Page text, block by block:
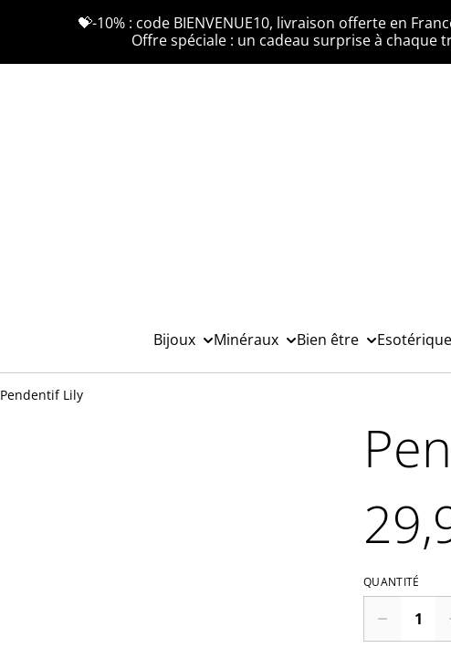
💝-10% : code BIENVENUE10, livraison offerte en
Offre spéciale : un cadeau surprise à chaque
Bijoux Minéraux Bien être Esotérique
Pendentif Lily
QUANTITÉ